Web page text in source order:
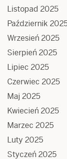
Listopad 2025
Październik
Wrzesień 2025
Sierpień 2025
Lipiec 2025
Czerwiec 2025
Maj 2025
Kwiecień 2025
Marzec 2025
Luty 2025
Styczeń 2025